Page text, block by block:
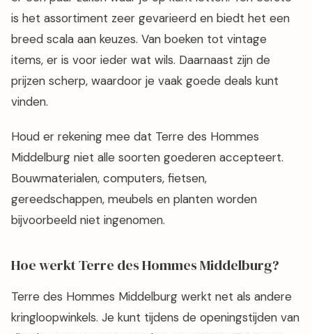
is het assortiment zeer gevarieerd en biedt het een
breed scala aan keuzes. Van boeken tot vintage
items, er is voor ieder wat wils. Daarnaast zijn de
prijzen scherp, waardoor je vaak goede deals kunt
vinden.
Houd er rekening mee dat Terre des Hommes
Middelburg niet alle soorten goederen accepteert.
Bouwmaterialen, computers, fietsen,
gereedschappen, meubels en planten worden
bijvoorbeeld niet ingenomen.
Hoe werkt Terre des Hommes Middelburg?
Terre des Hommes Middelburg werkt net als andere
kringloopwinkels. Je kunt tijdens de openingstijden van